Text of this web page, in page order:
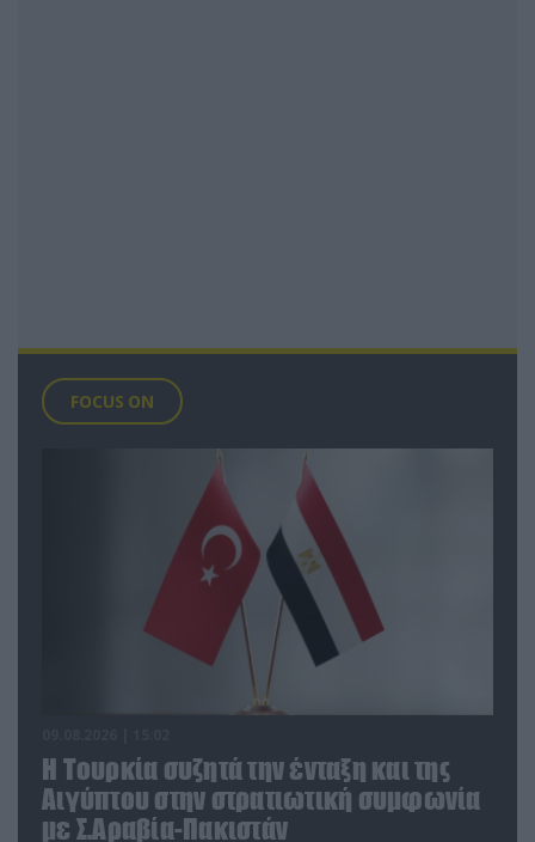
FOCUS ON
Η Τουρκία συζητά την ένταξη και της
Αιγύπτου στην στρατιωτική συμφωνία
με Σ.Αραβία-Πακιστάν